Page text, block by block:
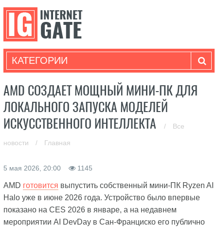
КАТЕГОРИИ
AMD СОЗДАЕТ МОЩНЫЙ МИНИ-ПК ДЛЯ
ЛОКАЛЬНОГО ЗАПУСКА МОДЕЛЕЙ
ИСКУССТВЕННОГО ИНТЕЛЛЕКТА
/ Все
новости / Главная
5 мая 2026, 20:00 1145
AMD готовится выпустить собственный мини-ПК Ryzen AI
Halo уже в июне 2026 года. Устройство было впервые
показано на CES 2026 в январе, а на недавнем
мероприятии AI DevDay в Сан-Франциско его публично